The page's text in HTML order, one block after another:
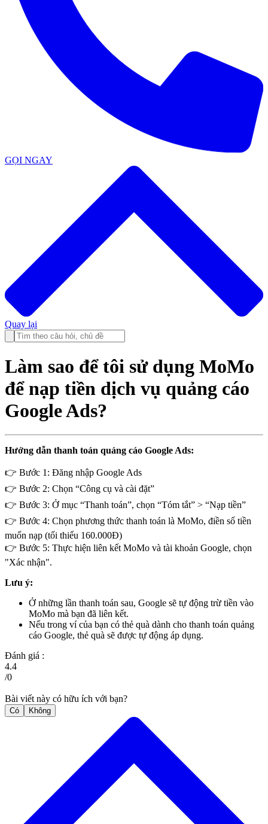
GỌI NGAY
Quay lại
Làm sao để tôi sử dụng MoMo
để nạp tiền dịch vụ quảng cáo
Google Ads?
Hướng dẫn thanh toán quảng cáo Google Ads:
👉 Bước 1: Đăng nhập Google Ads
👉 Bước 2: Chọn “Công cụ và cài đặt”
👉 Bước 3: Ở mục “Thanh toán”, chọn “Tóm tắt” > “Nạp tiền”
👉 Bước 4: Chọn phương thức thanh toán là MoMo, điền số tiền
muốn nạp (tối thiểu 160.000Đ)
👉 Bước 5: Thực hiện liên kết MoMo và tài khoản Google, chọn
"Xác nhận".
Lưu ý:
Ở những lần thanh toán sau, Google sẽ tự động trừ tiền vào
MoMo mà bạn đã liên kết.
Nếu trong ví của bạn có thẻ quà dành cho thanh toán quảng
cáo Google, thẻ quà sẽ được tự động áp dụng.
Đánh giá :
4.4
/0
Bài viết này có hữu ích với bạn?
Có Không